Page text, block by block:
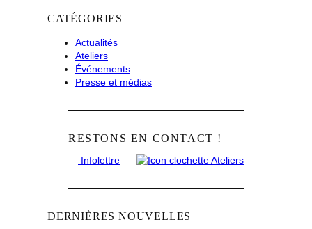
e
CATÉGORIES
Actualités
Ateliers
Événements
Presse et médias
RESTONS EN CONTACT !
Infolettre Ateliers
DERNIÈRES NOUVELLES